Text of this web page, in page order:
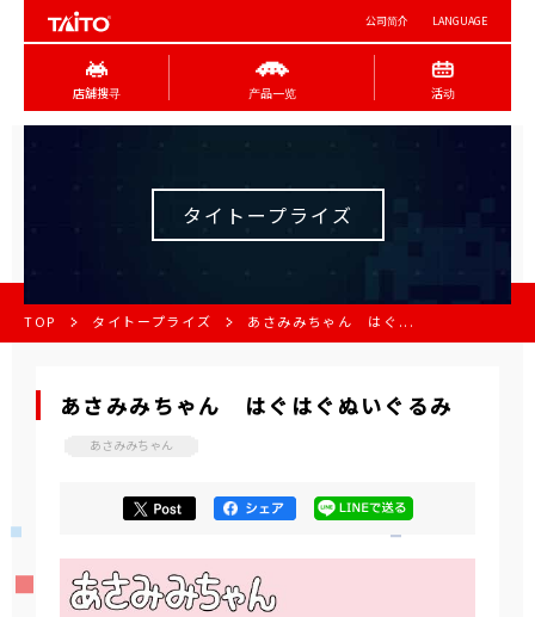
公司简介 LANGUAGE
店舖搜寻 产品一览 活动
タイトープライズ
TOP タイトープライズ あさみみちゃん はぐ...
あさみみちゃん はぐはぐぬいぐるみ
あさみみちゃん